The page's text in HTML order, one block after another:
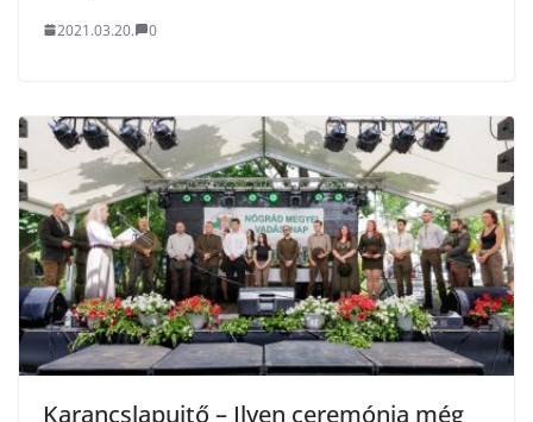
2021.03.20. 0
Karancslapujtő – Ilyen ceremónia még